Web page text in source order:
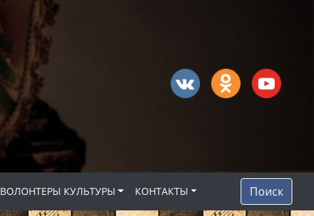
ВОЛОНТЕРЫ КУЛЬТУРЫ КОНТАКТЫ Поиск